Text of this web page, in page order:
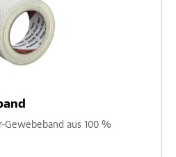
Gewebeband aus 100 %